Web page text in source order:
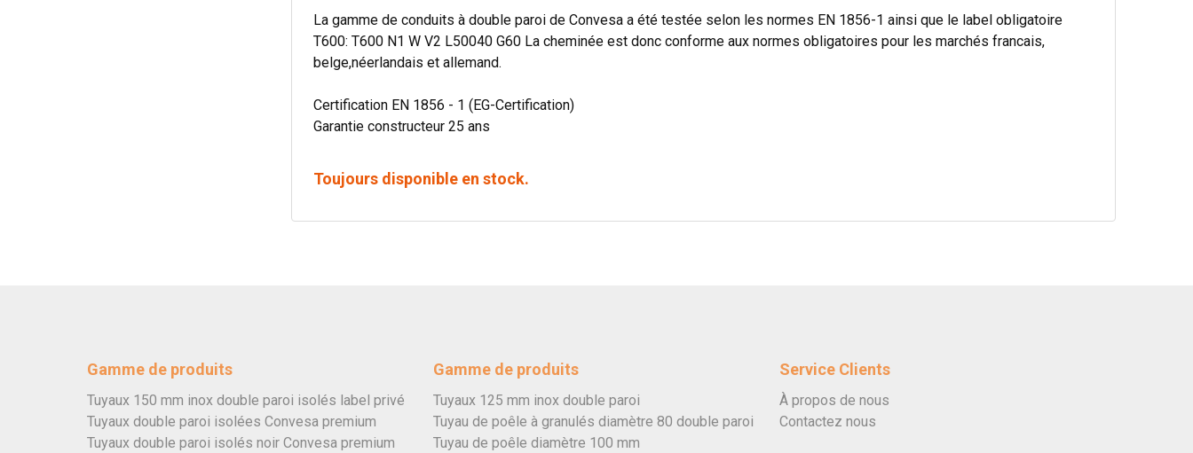
La gamme de conduits à double paroi de Convesa a été testée selon les normes EN 1856-1 ainsi que le label obligatoire
T600: T600 N1 W V2 L50040 G60 La cheminée est donc conforme aux normes obligatoires pour les marchés francais,
belge,néerlandais et allemand.
Certification EN 1856 - 1 (EG-Certification)
Garantie constructeur 25 ans
Toujours disponible en stock.
Gamme de produits
Tuyaux 150 mm inox double paroi isolés label privé
Tuyaux double paroi isolées Convesa premium
Tuyaux double paroi isolés noir Convesa premium
Gamme de produits
Tuyaux 125 mm inox double paroi
Tuyau de poêle à granulés diamètre 80 double paroi
Tuyau de poêle diamètre 100 mm
Service Clients
À propos de nous
Contactez nous